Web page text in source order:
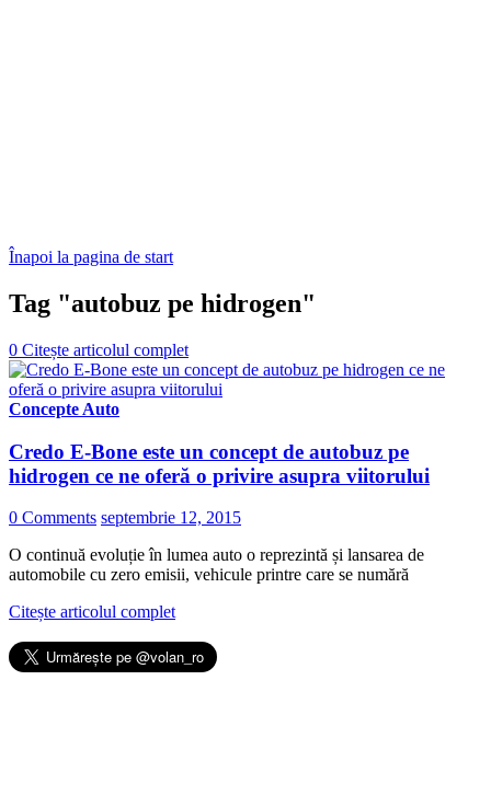
Înapoi la pagina de start
Tag "autobuz pe hidrogen"
0 Citește articolul complet
Concepte Auto
Credo E-Bone este un concept de autobuz pe
hidrogen ce ne oferă o privire asupra viitorului
0 Comments septembrie 12, 2015
O continuă evoluție în lumea auto o reprezintă și lansarea de
automobile cu zero emisii, vehicule printre care se numără
Citește articolul complet